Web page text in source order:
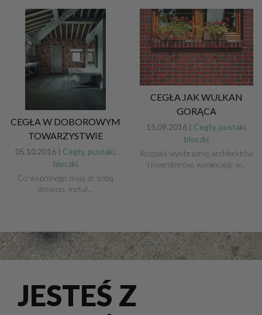
CEGŁA W DOBOROWYM
TOWARZYSTWIE
05.10.2016 | Cegły, pustaki,
bloczki
Co wspólnego mają ze sobą
drewno, metal...
CEGŁA JAK WULKAN
GORĄCA
15.09.2016 | Cegły, pustaki,
bloczki
Rozpala wyobraźnię architektów
i inwestorów, wzniecając w...
JESTEŚ Z